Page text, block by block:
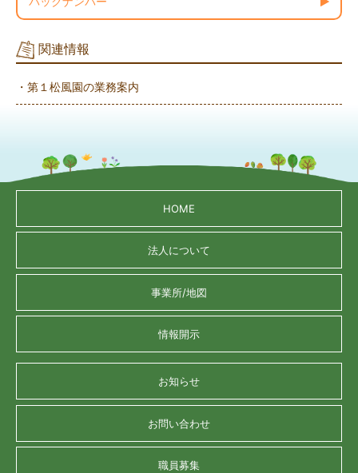
関連情報
・第１松風園の業務案内
HOME
法人について
事業所/地図
情報開示
お知らせ
お問い合わせ
職員募集